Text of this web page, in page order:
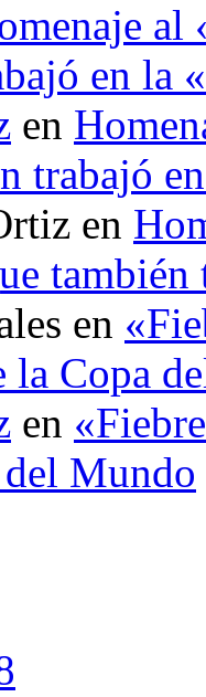
al
en la
en
trabajó
en
en
la Copa
en
Mundo